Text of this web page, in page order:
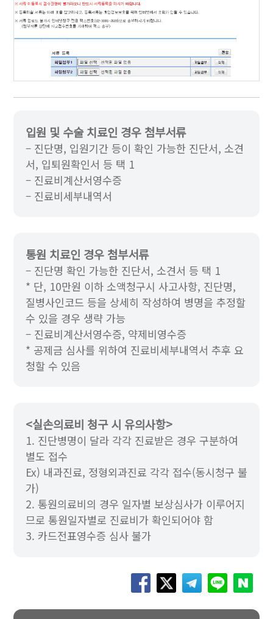
입원 및 수술 치료인 경우 첨부서류
– 진단명, 입원기간 등이 확인 가능한 진단서, 소견
서, 입퇴원확인서 등 택 1
– 진료비계산서영수증
– 진료비세부내역서
통원 치료인 경우 첨부서류
– 진단명 확인 가능한 진단서, 소견서 등 택 1
* 단, 10만원 이하 소액청구시 사고사항, 진단명,
질병사인코드 등을 상세히 작성하여 병명을 추정할
수 있을 경우 생략 가능
– 진료비계산서영수증, 약제비영수증
* 공제금 심사를 위하여 진료비세부내역서 추후 요
청할 수 있음
<실손의료비 청구 시 유의사항>
1. 진단병명이 달라 각각 진료받은 경우 구분하여
별도 접수
Ex) 내과진료, 정형외과진료 각각 접수(동시청구 불
가)
2. 통원의료비의 경우 일자별 보상심사가 이루어지
므로 통원일자별로 진료비가 확인되어야 함
3. 카드전표영수증 심사 불가